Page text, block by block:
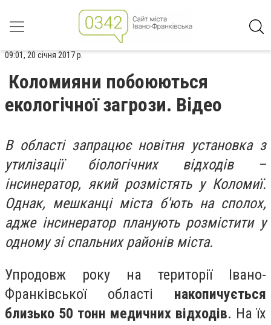
09:01, 20 січня 2017 р.
Коломияни побоюються
екологічної загрози. Відео
В області запрацює новітня установка з
утилізації біологічних відходів –
інсинератор, який розмістять у Коломиї.
Однак, мешканці міста б'ють на сполох,
адже інсинератор планують розмістити у
одному зі спальних районів міста.
Упродовж року на території Івано-
Франківської області накопичується
близько 50 тонн медичних відходів. На їх